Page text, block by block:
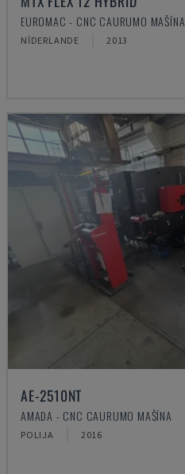
EUROMAC - CNC CAURUMO MAŠĪNA
NĪDERLANDE 2013
AE-2510NT
AMADA - CNC CAURUMO MAŠĪNA
POLIJA 2016